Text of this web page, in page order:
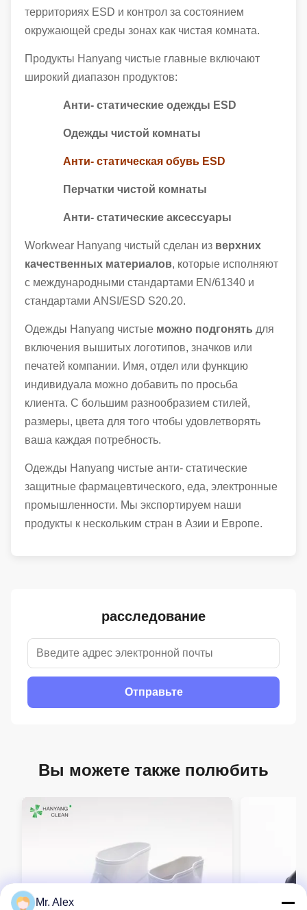
территориях ESD и контрол за состоянием
окружающей среды зонах как чистая комната.
Продукты Hanyang чистые главные включают
широкий диапазон продуктов:
Анти- статические одежды ESD
Одежды чистой комнаты
Анти- статическая обувь ESD
Перчатки чистой комнаты
Анти- статические аксессуары
Workwear Hanyang чистый сделан из верхних
качественных материалов, которые исполняют
с международными стандартами EN/61340 и
стандартами ANSI/ESD S20.20.
Одежды Hanyang чистые можно подгонять для
включения вышитых логотипов, значков или
печатей компании. Имя, отдел или функцию
индивидуала можно добавить по просьба
клиента. С большим разнообразием стилей,
размеры, цвета для того чтобы удовлетворять
ваша каждая потребность.
Одежды Hanyang чистые анти- статические
защитные фармацевтического, еда, электронные
промышленности. Мы экспортируем наши
продукты к нескольким стран в Азии и Европе.
расследование
Отправьте
Вы можете также полюбить
Mr. Alex